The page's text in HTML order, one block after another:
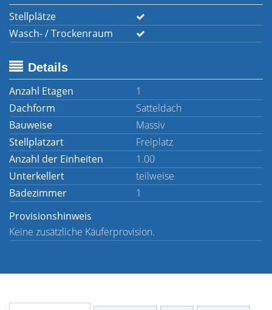
Stellplätze
Wasch- / Trockenraum
Details
Anzahl Etagen
1
Dachform
Satteldach
Bauweise
Massiv
Stellplatzart
Freiplatz
Anzahl der Einheiten
1.00
Unterkellert
teilweise
Badezimmer
1
Provisionshinweis
Keine zusätzliche Käuferprovision.